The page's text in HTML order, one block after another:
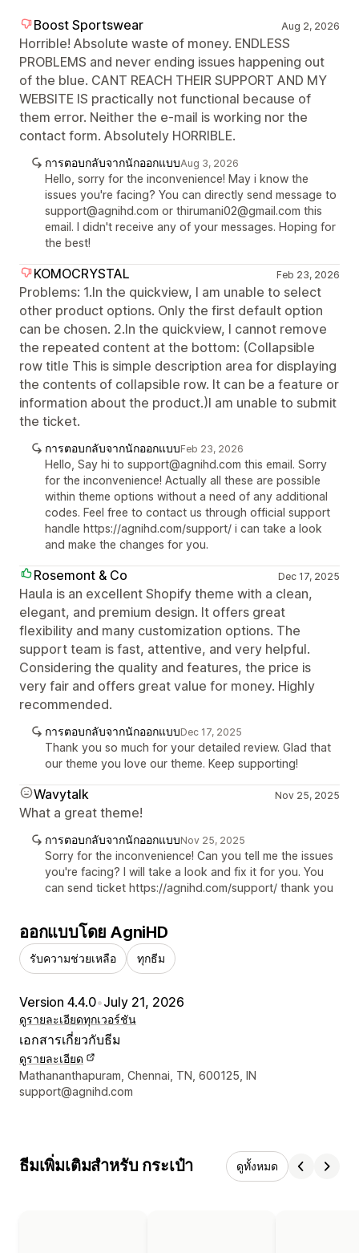
Boost Sportswear Aug 2, 2026
Horrible! Absolute waste of money. ENDLESS
PROBLEMS and never ending issues happening out
of the blue. CANT REACH THEIR SUPPORT AND MY
WEBSITE IS practically not functional because of
them error. Neither the e-mail is working nor the
contact form. Absolutely HORRIBLE.
การตอบกลับจากนักออกแบบAug 3, 2026
Hello, sorry for the inconvenience! May i know the
issues you're facing? You can directly send message to
support@agnihd.com or thirumani02@gmail.com this
email. I didn't receive any of your messages. Hoping for
the best!
KOMOCRYSTAL Feb 23, 2026
Problems: 1.In the quickview, I am unable to select
other product options. Only the first default option
can be chosen. 2.In the quickview, I cannot remove
the repeated content at the bottom: (Collapsible
row title This is simple description area for displaying
the contents of collapsible row. It can be a feature or
information about the product.)I am unable to submit
the ticket.
การตอบกลับจากนักออกแบบFeb 23, 2026
Hello, Say hi to support@agnihd.com this email. Sorry
for the inconvenience! Actually all these are possible
within theme options without a need of any additional
codes. Feel free to contact us through official support
handle https://agnihd.com/support/ i can take a look
and make the changes for you.
Rosemont & Co Dec 17, 2025
Haula is an excellent Shopify theme with a clean,
elegant, and premium design. It offers great
flexibility and many customization options. The
support team is fast, attentive, and very helpful.
Considering the quality and features, the price is
very fair and offers great value for money. Highly
recommended.
การตอบกลับจากนักออกแบบDec 17, 2025
Thank you so much for your detailed review. Glad that
our theme you love our theme. Keep supporting!
Wavytalk Nov 25, 2025
What a great theme!
การตอบกลับจากนักออกแบบNov 25, 2025
Sorry for the inconvenience! Can you tell me the issues
you're facing? I will take a look and fix it for you. You
can send ticket https://agnihd.com/support/ thank you
ออกแบบโดย AgniHD
รับความช่วยเหลือ ทุกธีม
Version 4.4.0•July 21, 2026
ดูรายละเอียดทุกเวอร์ชัน
เอกสารเกี่ยวกับธีม
ดูรายละเอียด
รายละเอียดการติดต่อผู้ออกแบบ
Mathananthapuram, Chennai, TN, 600125, IN
support@agnihd.com
ธีมเพิ่มเติมสำหรับ กระเป๋า ดูทั้งหมด